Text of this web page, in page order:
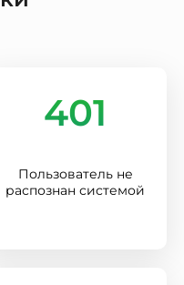
401
Пользователь не
распознан системой